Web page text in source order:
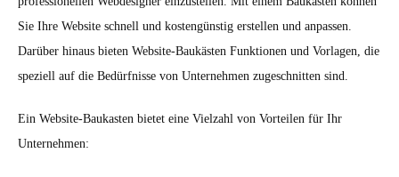
Sie Ihre Website schnell und kostengünstig erstellen und anpassen.
Darüber hinaus bieten Website-Baukästen Funktionen und Vorlagen, die
speziell auf die Bedürfnisse von Unternehmen zugeschnitten sind.
Ein Website-Baukasten bietet eine Vielzahl von Vorteilen für Ihr
Unternehmen: